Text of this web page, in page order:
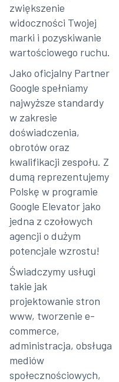
zwiększenie
widoczności Twojej
marki i pozyskiwanie
wartościowego ruchu.
Jako oficjalny Partner
Google spełniamy
najwyższe standardy
w zakresie
doświadczenia,
obrotów oraz
kwalifikacji zespołu. Z
dumą reprezentujemy
Polskę w programie
Google Elevator jako
jedna z czołowych
agencji o dużym
potencjale wzrostu!
Świadczymy usługi
takie jak
projektowanie stron
www, tworzenie e-
commerce,
administracja, obsługa
mediów
społecznościowych,